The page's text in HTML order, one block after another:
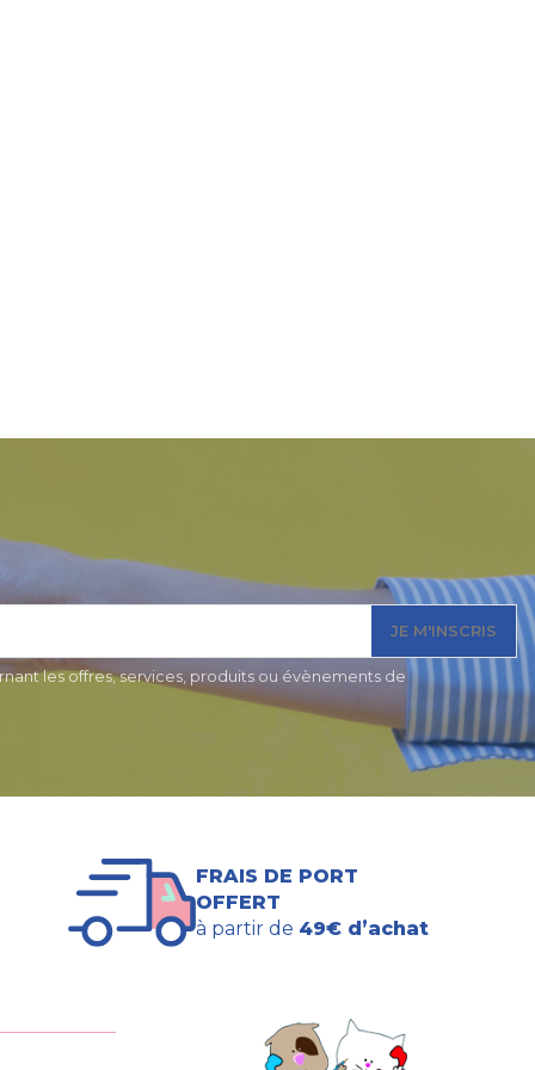
JE M'INSCRIS
les offres, services, produits ou évènements de
FRAIS DE PORT
OFFERT
à partir de 49€ d’achat